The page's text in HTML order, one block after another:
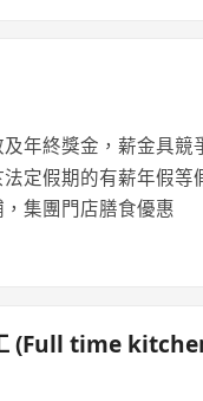
年終獎金，薪金具競
定假期的有薪年假等
集團門店膳食優惠
(Full time